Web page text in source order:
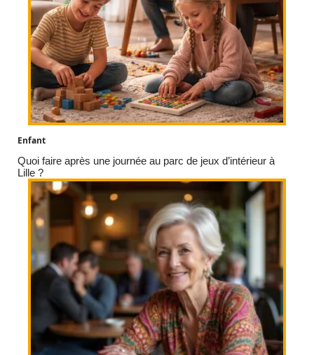
Enfant
Quoi faire après une journée au parc de jeux d’intérieur à
Lille ?